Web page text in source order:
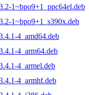
1~bpo9+1_ppc64el.deb
1~bpo9+1_s390x.deb
4_amd64.deb
4_arm64.deb
4_armel.deb
4_armhf.deb